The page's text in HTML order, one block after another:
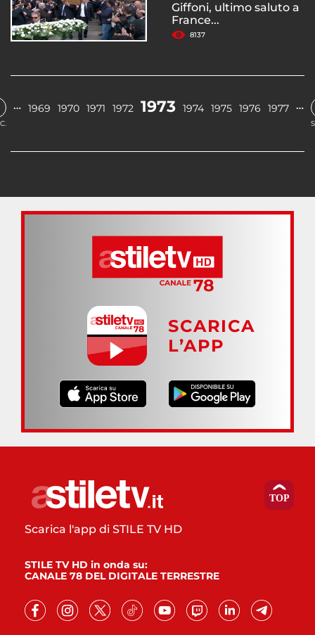
Giffoni, ultimo saluto a
France...
8137
… 1969 1970 1971 1972 1973 1974 1975 1976 1977 …
SCARICA
L’APP
Scarica l'app di STILE TV HD
STILE TV HD in onda su:
CANALE 78 DEL DIGITALE TERRESTRE